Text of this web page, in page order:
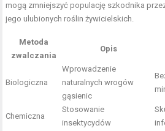
mogą zmniejszyć populację szkodnika
jego ulubionych roślin żywicielskich.
Metoda
zwalczania
Opis
Biologiczna
Wprowadzenie
naturalnych wrogów
gąsienic
Chemiczna
Stosowanie
insektycydów